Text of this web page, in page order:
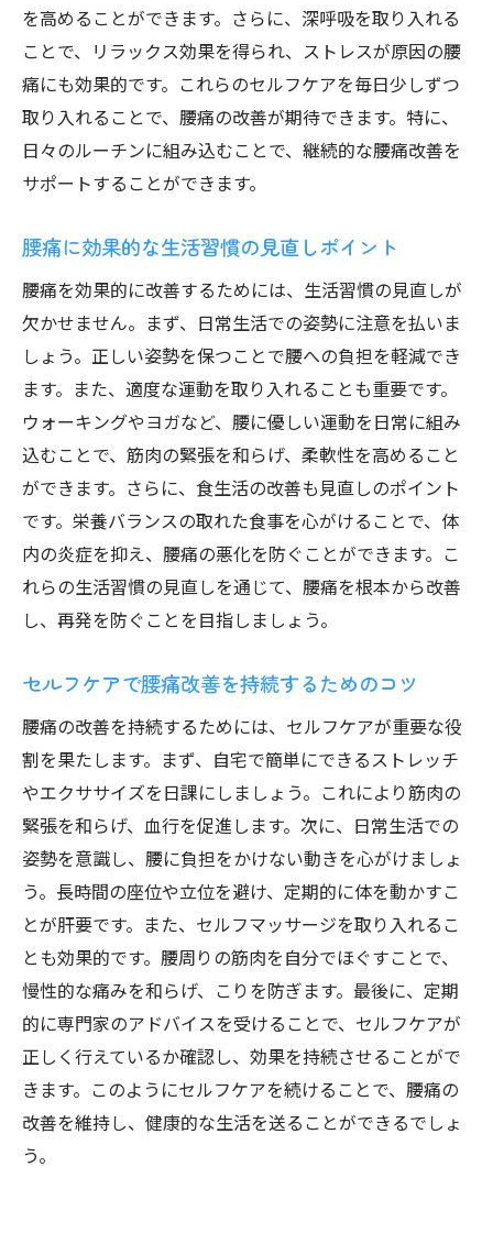
を高めることができます。さらに、深呼吸を取り入れる
ことで、リラックス効果を得られ、ストレスが原因の腰
痛にも効果的です。これらのセルフケアを毎日少しずつ
取り入れることで、腰痛の改善が期待できます。特に、
日々のルーチンに組み込むことで、継続的な腰痛改善を
サポートすることができます。
腰痛に効果的な生活習慣の見直しポイント
腰痛を効果的に改善するためには、生活習慣の見直しが
欠かせません。まず、日常生活での姿勢に注意を払いま
しょう。正しい姿勢を保つことで腰への負担を軽減でき
ます。また、適度な運動を取り入れることも重要です。
ウォーキングやヨガなど、腰に優しい運動を日常に組み
込むことで、筋肉の緊張を和らげ、柔軟性を高めること
ができます。さらに、食生活の改善も見直しのポイント
です。栄養バランスの取れた食事を心がけることで、体
内の炎症を抑え、腰痛の悪化を防ぐことができます。こ
れらの生活習慣の見直しを通じて、腰痛を根本から改善
し、再発を防ぐことを目指しましょう。
セルフケアで腰痛改善を持続するためのコツ
腰痛の改善を持続するためには、セルフケアが重要な役
割を果たします。まず、自宅で簡単にできるストレッチ
やエクササイズを日課にしましょう。これにより筋肉の
緊張を和らげ、血行を促進します。次に、日常生活での
姿勢を意識し、腰に負担をかけない動きを心がけましょ
う。長時間の座位や立位を避け、定期的に体を動かすこ
とが肝要です。また、セルフマッサージを取り入れるこ
とも効果的です。腰周りの筋肉を自分でほぐすことで、
慢性的な痛みを和らげ、こりを防ぎます。最後に、定期
的に専門家のアドバイスを受けることで、セルフケアが
正しく行えているか確認し、効果を持続させることがで
きます。このようにセルフケアを続けることで、腰痛の
改善を維持し、健康的な生活を送ることができるでしょ
う。